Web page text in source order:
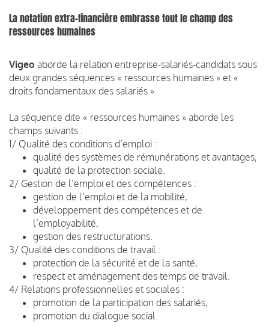
La notation extra-financière embrasse tout le champ des
ressources humaines
Vigeo aborde la relation entreprise-salariés-candidats sous
deux grandes séquences « ressources humaines » et «
droits fondamentaux des salariés ».
La séquence dite « ressources humaines » aborde les
champs suivants :
1/ Qualité des conditions d’emploi :
qualité des systèmes de rémunérations et avantages,
qualité de la protection sociale.
2/ Gestion de l’emploi et des compétences :
gestion de l’emploi et de la mobilité,
développement des compétences et de
l’employabilité,
gestion des restructurations.
3/ Qualité des conditions de travail :
protection de la sécurité et de la santé,
respect et aménagement des temps de travail.
4/ Relations professionnelles et sociales :
promotion de la participation des salariés,
promotion du dialogue social.